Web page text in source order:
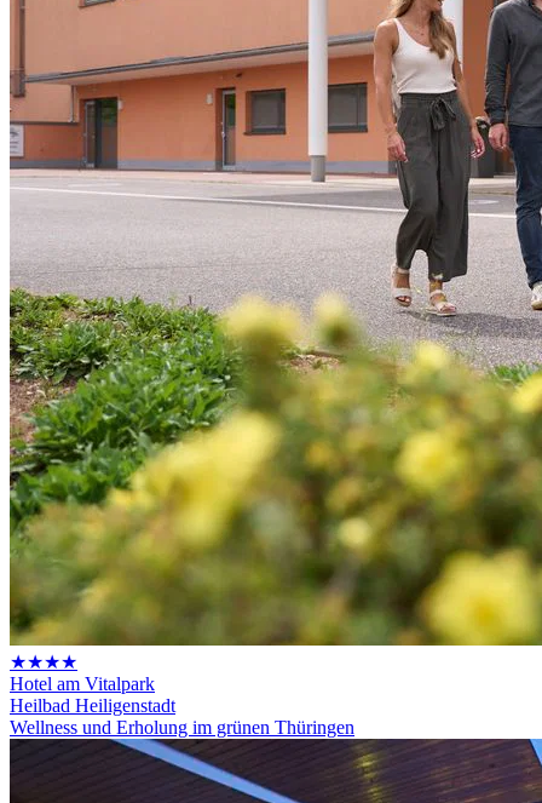
★★★★
Hotel am Vitalpark
Heilbad Heiligenstadt
Wellness und Erholung im grünen Thüringen